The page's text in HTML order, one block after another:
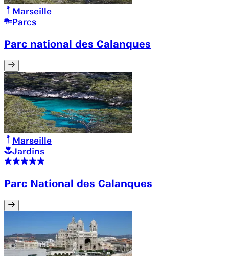
Marseille
Parcs
Parc national des Calanques
Marseille
Jardins
Parc National des Calanques